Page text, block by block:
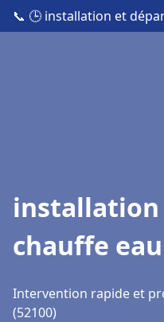
📞 🕒 installation et
installation
chauffe
Intervention rapide et
(52100)